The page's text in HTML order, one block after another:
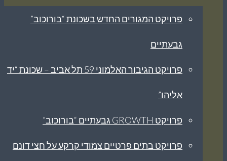
פרויקט המגורים החדש בשכונת “בורוכוב”
גבעתיים
פרויקט הגיבור האלמוני 59 תל אביב – שכונת “יד
אליהו”
פרויקט GROWTH גבעתיים “בורוכוב”
פרויקט בתים פרטיים צמודי קרקע על חצי דונם